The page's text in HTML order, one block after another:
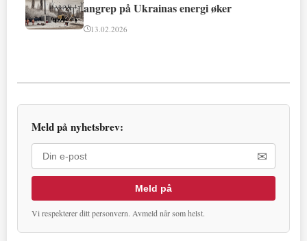
angrep på Ukrainas energi øker
13.02.2026
Meld på nyhetsbrev:
✉
Meld på
Vi respekterer ditt personvern. Avmeld når som helst.